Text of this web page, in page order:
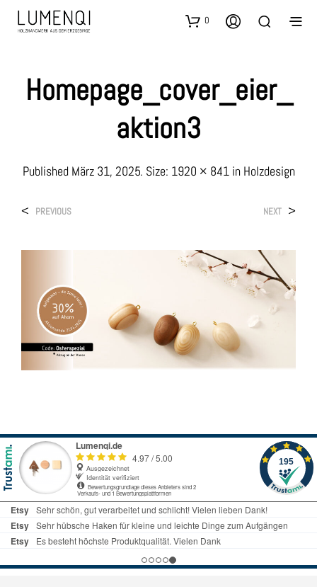
0
Homepage_cover_eier_
Aktion3
Published März 31, 2025. Size: 1920 × 841in Holzdesign
< PREVIOUS NEXT >